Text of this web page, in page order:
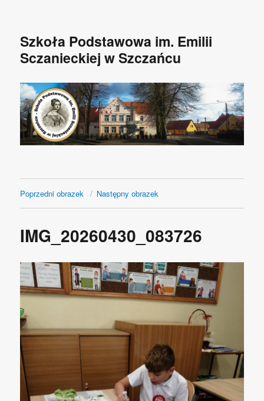
Szkoła Podstawowa im. Emilii
Sczanieckiej w Szczańcu
Poprzedni obrazek Następny obrazek
IMG_20260430_083726